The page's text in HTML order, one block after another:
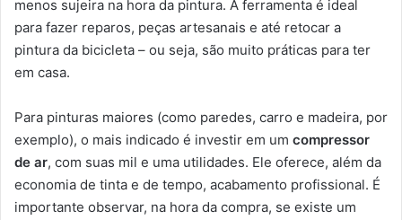
menos sujeira na hora da pintura. A ferramenta é ideal
para fazer reparos, peças artesanais e até retocar a
pintura da bicicleta – ou seja, são muito práticas para ter
em casa.
Para pinturas maiores (como paredes, carro e madeira, por
exemplo), o mais indicado é investir em um compressor
de ar, com suas mil e uma utilidades. Ele oferece, além da
economia de tinta e de tempo, acabamento profissional. É
importante observar, na hora da compra, se existe um